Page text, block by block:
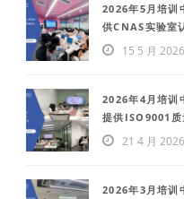
2026年5月培训
供CNAS实验室
15 5 月 2026
2026年4月培训
提供ISO9001质
21 4 月 2026
2026年3月培训